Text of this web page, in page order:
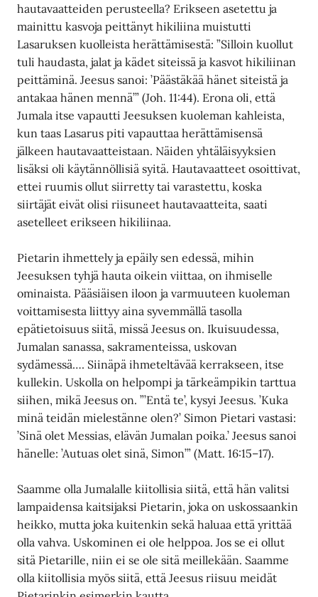
hautavaatteiden perusteella? Erikseen asetettu ja
mainittu kasvoja peittänyt hikiliina muistutti
Lasaruksen kuolleista herättämisestä: ”Silloin kuollut
tuli haudasta, jalat ja kädet siteissä ja kasvot hikiliinan
peittäminä. Jeesus sanoi: ’Päästäkää hänet siteistä ja
antakaa hänen mennä’” (Joh. 11:44). Erona oli, että
Jumala itse vapautti Jeesuksen kuoleman kahleista,
kun taas Lasarus piti vapauttaa herättämisensä
jälkeen hautavaatteistaan. Näiden yhtäläisyyksien
lisäksi oli käytännöllisiä syitä. Hautavaatteet osoittivat,
ettei ruumis ollut siirretty tai varastettu, koska
siirtäjät eivät olisi riisuneet hautavaatteita, saati
asetelleet erikseen hikiliinaa.
Pietarin ihmettely ja epäily sen edessä, mihin
Jeesuksen tyhjä hauta oikein viittaa, on ihmiselle
ominaista. Pääsiäisen iloon ja varmuuteen kuoleman
voittamisesta liittyy aina syvemmällä tasolla
epätietoisuus siitä, missä Jeesus on. Ikuisuudessa,
Jumalan sanassa, sakramenteissa, uskovan
sydämessä…. Siinäpä ihmeteltävää kerrakseen, itse
kullekin. Uskolla on helpompi ja tärkeämpikin tarttua
siihen, mikä Jeesus on. ”’Entä te’, kysyi Jeesus. ’Kuka
minä teidän mielestänne olen?’ Simon Pietari vastasi:
’Sinä olet Messias, elävän Jumalan poika.’ Jeesus sanoi
hänelle: ’Autuas olet sinä, Simon’” (Matt. 16:15–17).
Saamme olla Jumalalle kiitollisia siitä, että hän valitsi
lampaidensa kaitsijaksi Pietarin, joka on uskossaankin
heikko, mutta joka kuitenkin sekä haluaa että yrittää
olla vahva. Uskominen ei ole helppoa. Jos se ei ollut
sitä Pietarille, niin ei se ole sitä meillekään. Saamme
olla kiitollisia myös siitä, että Jeesus riisuu meidät